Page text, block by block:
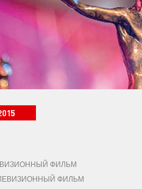
ФИЛЬМ
ФИЛЬМ